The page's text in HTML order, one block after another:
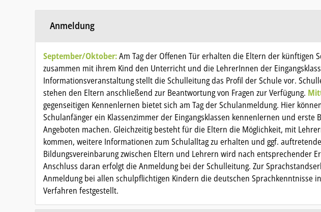
Anmeldung
September/Oktober:Am Tag der Offenen Tür erhalten die Eltern der künftigen
zusammen mit ihrem Kind den Unterricht und die LehrerInnen der
Informationsveranstaltung stellt die Schulleitung das Profil der Schule vor.
stehen den Eltern anschließend zur Beantwortung von Fragen zur Verfügung.
gegenseitigen Kennenlernen bietet sich am Tag der Schulanmeldung. Hier
Schulanfänger ein Klassenzimmer der Eingangsklassen kennenlernen und erste
Angeboten machen. Gleichzeitig besteht für die Eltern die Möglichkeit, mit
kommen, weitere Informationen zum Schulalltag zu erhalten und ggf.
Bildungsvereinbarung zwischen Eltern und Lehrern wird nach entsprechender
Anschluss daran erfolgt die Anmeldung bei der Schulleitung. Zur
Anmeldung bei allen schulpflichtigen Kindern die deutschen Sprachkenntnisse
Verfahren festgestellt.